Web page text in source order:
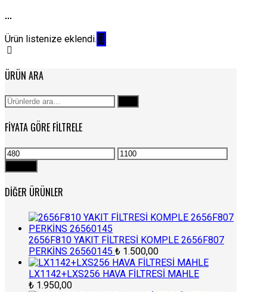
...
Ürün listenize eklendi.
ÜRÜN ARA
Ara:
FIYATA GÖRE FILTRELE
En
düşük
fiyat
En
yüksek
DIĞER ÜRÜNLER
2656F810 YAKIT FİLTRESİ KOMPLE 2656F807
PERKİNS 26560145 ₺ 1.500,00
LX1142+LXS256 HAVA FİLTRESİ MAHLE
₺ 1.950,00